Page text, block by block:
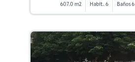
607.0 m2 Habit. 6 Baños 6